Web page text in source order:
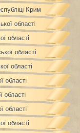
Крим
області
області
області
області
області
області
області
області